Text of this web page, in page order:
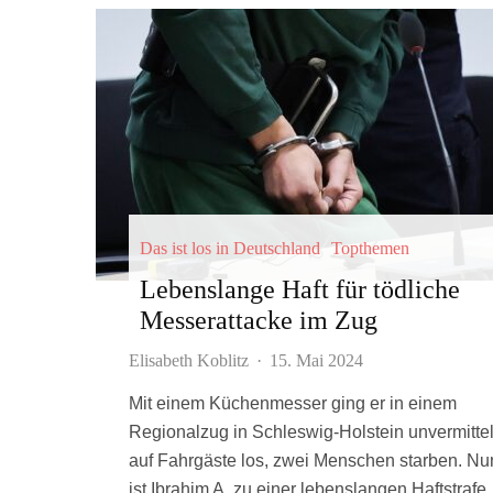
Das ist los in Deutschland Topthemen
Lebenslange Haft für tödliche
Messerattacke im Zug
Elisabeth Koblitz · 15. Mai 2024
Mit einem Küchenmesser ging er in einem
Regionalzug in Schleswig-Holstein
auf Fahrgäste los, zwei Menschen starben.
ist Ibrahim A. zu einer lebenslangen Haftstrafe